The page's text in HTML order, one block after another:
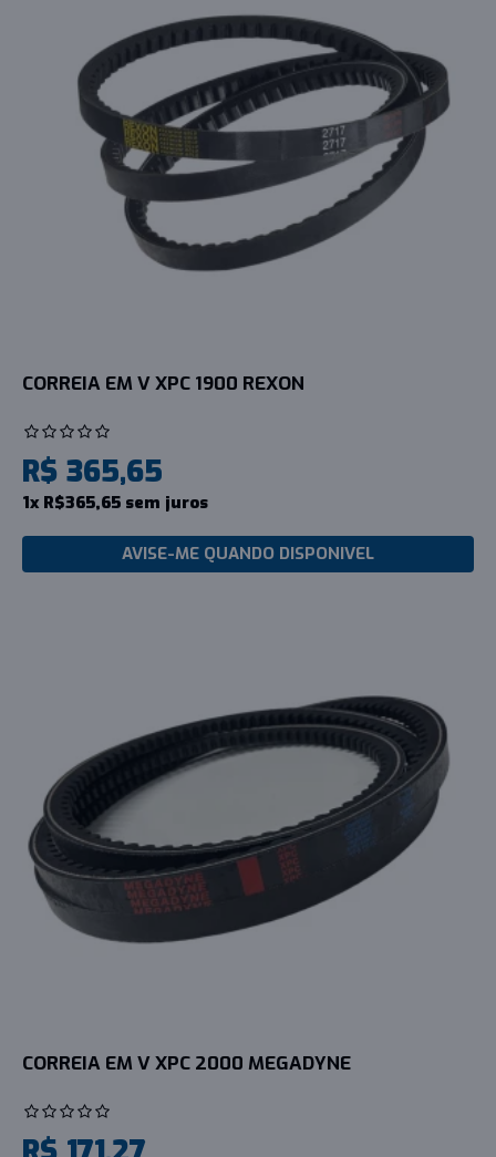
CORREIA EM V XPC 1900 REXON
R$ 365,65
1x R$365,65 sem juros
AVISE-ME QUANDO DISPONIVEL
CORREIA EM V XPC 2000 MEGADYNE